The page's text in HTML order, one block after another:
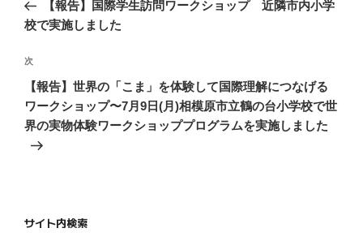
ナ
ゲ
ー
シ
ョ
ン
投
【報告】国際学生訪問ワークショップ 近隣市内小学
校で実施しました
次
の
投
稿
次
【報告】世界の「こま」を体験して国際理解につなげる
ワークショップ〜7月9日(月)相模原市立鶴の台小学校で世
界の実物体験ワークショッププログラムを実施しました
サイト内検索